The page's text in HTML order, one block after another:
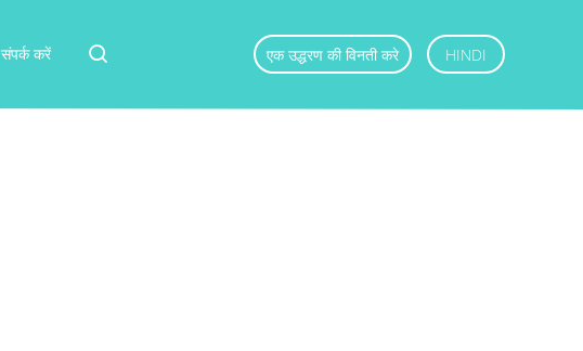
संपर्क करें एक उद्धरण की विनती करे HINDI